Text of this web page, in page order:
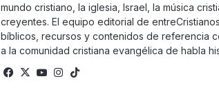
mundo cristiano, la iglesia, Israel, la música
creyentes. El equipo editorial de
bíblicos, recursos y contenidos de referencia
a la comunidad cristiana evangélica de habla
Fa
X
Yo Ins